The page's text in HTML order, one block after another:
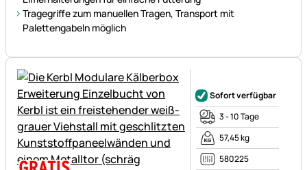
Tragegriffe zum manuellen Tragen, Transport mit
Palettengabeln möglich
Sofort verfügbar
3 - 10 Tage
57,45 kg
580225